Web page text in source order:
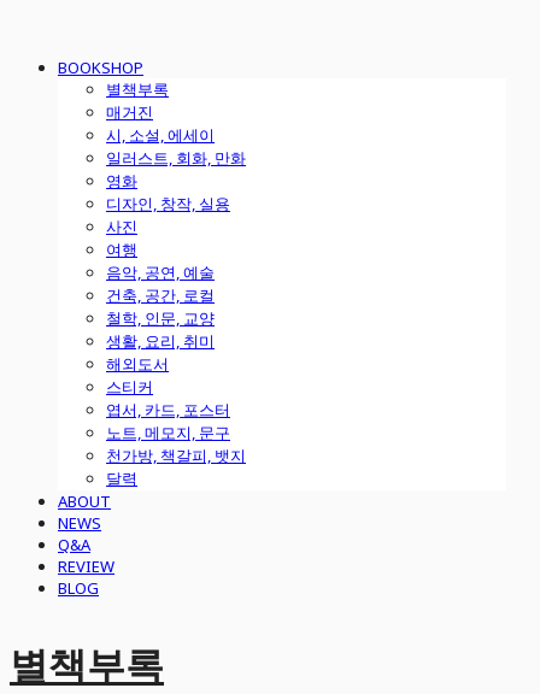
BOOKSHOP
별책부록
매거진
시, 소설, 에세이
일러스트, 회화, 만화
영화
디자인, 창작, 실용
사진
여행
음악, 공연, 예술
건축, 공간, 로컬
철학, 인문, 교양
생활, 요리, 취미
해외도서
스티커
엽서, 카드, 포스터
노트, 메모지, 문구
천가방, 책갈피, 뱃지
달력
ABOUT
NEWS
Q&A
REVIEW
BLOG
별책부록